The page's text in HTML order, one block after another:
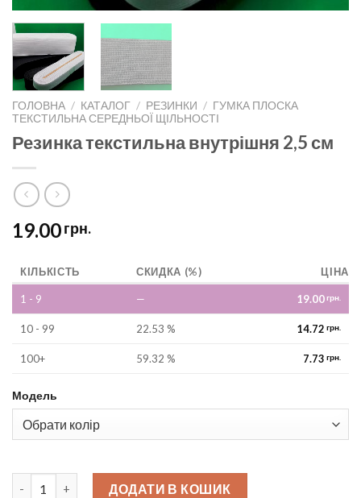
ГОЛОВНА / КАТАЛОГ / РЕЗИНКИ / ГУМКА ПЛОСКА
ТЕКСТИЛЬНА СЕРЕДНЬОЇ ЩІЛЬНОСТІ
Резинка текстильна внутрішня 2,5 см
19.00грн.
КІЛЬКІСТЬ СКИДКА (%) ЦІНА
1 - 9 — 19.00грн.
10 - 99 22.53 % 14.72 грн.
100+ 59.32 % 7.73 грн.
Модель
Резинка текстильна внутрішня 2,5 см quantity
ДОДАТИ В КОШИК